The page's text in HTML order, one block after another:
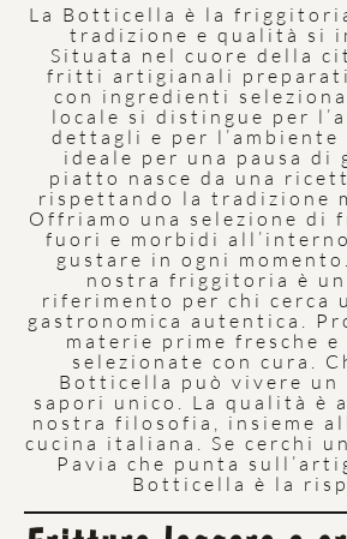
La Botticella è la
tradizione e qualità si
Situata nel cuore della
fritti artigianali
con ingredienti
locale si distingue per
dettagli e per l’ambiente
ideale per una pausa di
piatto nasce da una
rispettando la tradizione
Offriamo una selezione di
fuori e morbidi
gustare in ogni
nostra friggitoria è
riferimento per chi cerca
gastronomica autentica.
materie prime fresche e
selezionate con cura.
Botticella può vivere un
sapori unico. La qualità è
nostra filosofia, insieme
cucina italiana. Se cerchi
Pavia che punta
Botticella è la